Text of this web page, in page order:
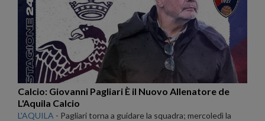
Calcio: Giovanni Pagliari È il Nuovo Allenatore de
L'Aquila Calcio
L'AQUILA - Pagliari torna a guidare la squadra; mercoledì la